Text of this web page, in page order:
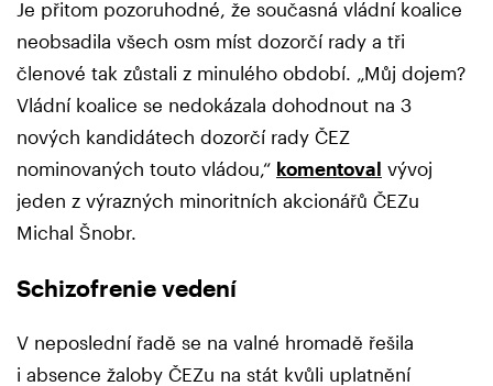
Je přitom pozoruhodné, že současná vládní koalice
neobsadila všech osm míst dozorčí rady a tři
členové tak zůstali z minulého období. „Můj dojem?
Vládní koalice se nedokázala dohodnout na 3
nových kandidátech dozorčí rady ČEZ
nominovaných touto vládou,“ komentoval vývoj
jeden z výrazných minoritních akcionářů ČEZu
Michal Šnobr.
Schizofrenie vedení
V neposlední řadě se na valné hromadě řešila
i absence žaloby ČEZu na stát kvůli uplatnění